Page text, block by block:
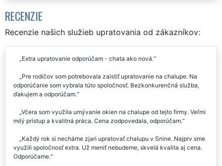
RECENZIE
Recenzie našich služieb upratovania od zákazníkov:
Extra upratovanie odporúčam - chata ako nová.
Pre rodičov som potrebovala zaistiť upratovanie na chalupe. Na
odporúčanie som vybrala túto spoločnosť. Bezkonkurenčná služba,
ďakujem a odporúčam.
Včera som využila umývanie okien na chalupe od tejto firmy. Veľmi
milý prístup a kvalitná práca. Cena zodpovedala, odporúčam.
Každý rok si necháme zjari upratovať chalupu v Snine. Najprv sme
využili spoločnosť extra. Už meniť nebudeme, skvelá kvalita aj cena.
Odporúčame.